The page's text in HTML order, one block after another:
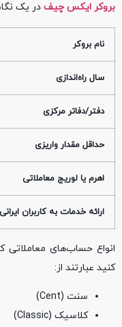
بروکر ایکس چیف در یک
نام بروکر
سال راه‌اندازی
دفتر/دفاتر مرکزی
حداقل مقدار واریزی
اهرم یا لوریج معاملاتی
ارائه خدمات به کاربران ایرانی
انواع حساب‌های
کنید عبارتند از:
سنت (Cent)
کلاسیک (Classic)